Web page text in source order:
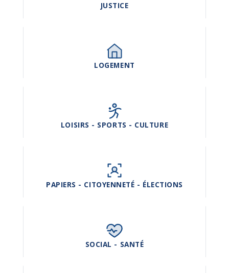
JUSTICE
LOGEMENT
LOISIRS - SPORTS - CULTURE
PAPIERS - CITOYENNETÉ - ÉLECTIONS
SOCIAL - SANTÉ